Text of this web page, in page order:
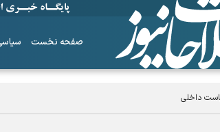
صفحه نخست
داخلی